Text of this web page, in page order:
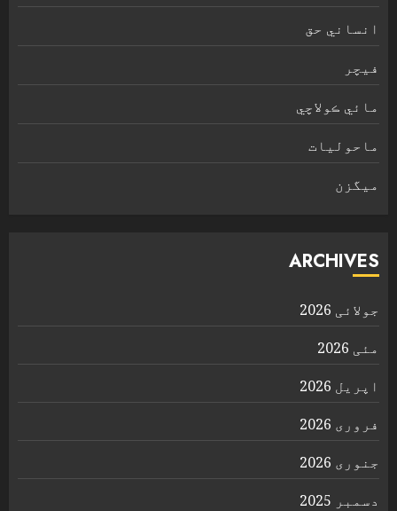
انساني حق
فیچر
مائي ڪولاچي
ماحولیات
ميگزن
ARCHIVES
جولائی 2026
مئی 2026
اپریل 2026
فروری 2026
جنوری 2026
دسمبر 2025